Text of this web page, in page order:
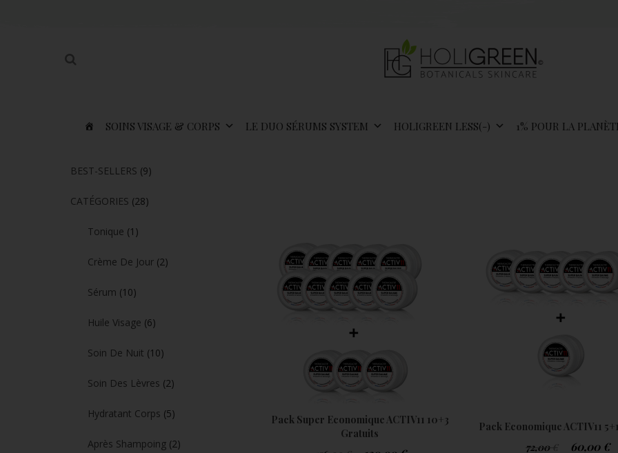
SOINS VISAGE & CORPS LE DUO SÉRUMS SYSTEM HOLIGREEN LESS(-) 1% POUR LA
BEST-SELLERS (9)
CATÉGORIES (28)
Tonique (1)
Crème De Jour (2)
Sérum (10)
Huile Visage (6)
Soin De Nuit (10)
Soin Des Lèvres (2)
Hydratant Corps (5)
Après Shampoing (2)
Pack Super Economique ACTIV11 10+3
Gratuits
Pack Economique ACTIV11
72,00
60,00 €